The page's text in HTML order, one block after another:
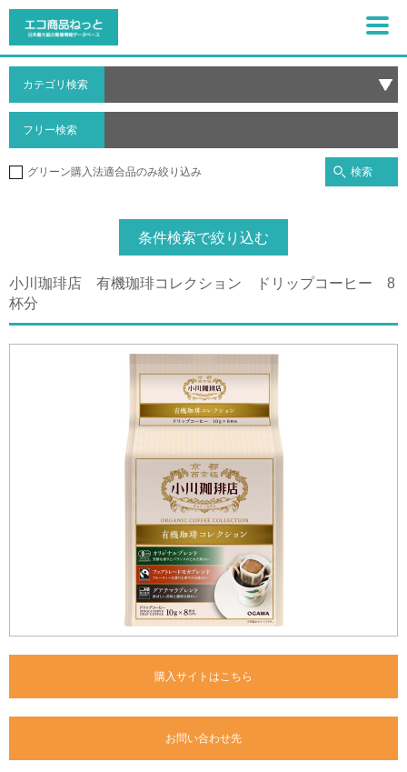
カテゴリ検索
フリー検索
グリーン購入法適合品のみ絞り込み 検索
条件検索で絞り込む
小川珈琲店 有機珈琲コレクション ドリップコーヒー 8
杯分
購入サイトはこちら
お問い合わせ先